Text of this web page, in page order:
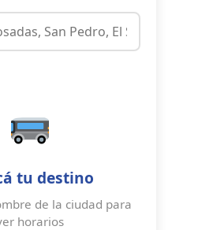
tu destino
de la ciudad para
horarios